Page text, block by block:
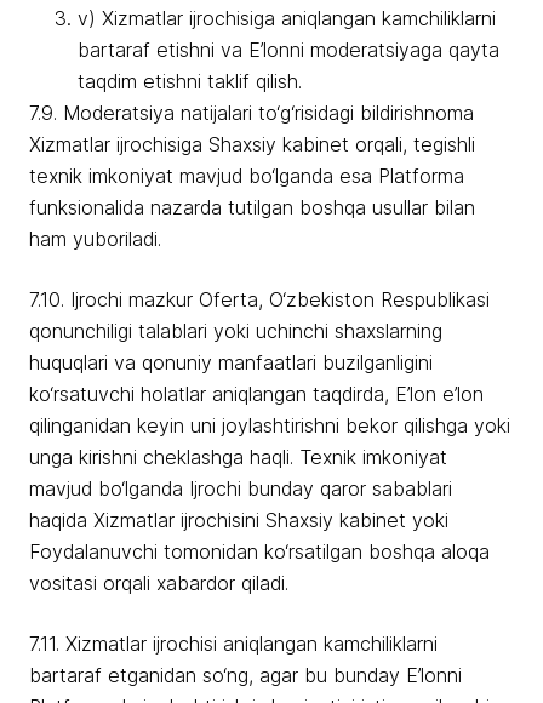
v) Xizmatlar ijrochisiga aniqlangan kamchiliklarni
bartaraf etishni va E’lonni moderatsiyaga qayta
taqdim etishni taklif qilish.
7.9. Moderatsiya natijalari to‘g‘risidagi bildirishnoma
Xizmatlar ijrochisiga Shaxsiy kabinet orqali, tegishli
texnik imkoniyat mavjud bo‘lganda esa Platforma
funksionalida nazarda tutilgan boshqa usullar bilan
ham yuboriladi.
7.10. Ijrochi mazkur Oferta, O‘zbekiston Respublikasi
qonunchiligi talablari yoki uchinchi shaxslarning
huquqlari va qonuniy manfaatlari buzilganligini
ko‘rsatuvchi holatlar aniqlangan taqdirda, E’lon e’lon
qilinganidan keyin uni joylashtirishni bekor qilishga yoki
unga kirishni cheklashga haqli. Texnik imkoniyat
mavjud bo‘lganda Ijrochi bunday qaror sabablari
haqida Xizmatlar ijrochisini Shaxsiy kabinet yoki
Foydalanuvchi tomonidan ko‘rsatilgan boshqa aloqa
vositasi orqali xabardor qiladi.
7.11. Xizmatlar ijrochisi aniqlangan kamchiliklarni
bartaraf etganidan so‘ng, agar bu bunday E’lonni